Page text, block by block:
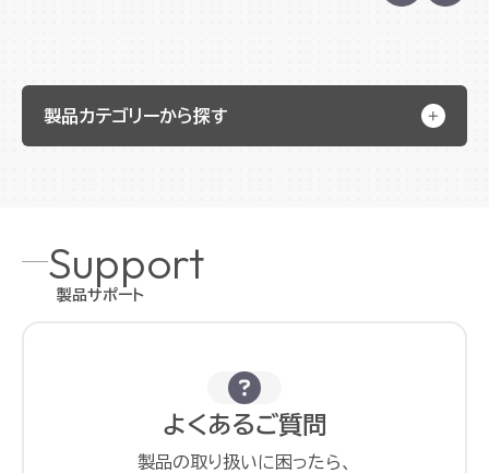
製品カテゴリーから探す
Support
製品サポート
よくあるご質問
製品の取り扱いに困ったら、